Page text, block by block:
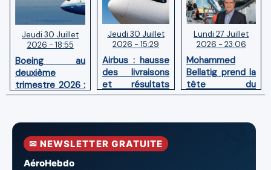
Jeudi 30 Juillet
2026 - 18:55
Boeing au
deuxième
trimestre 2026 :
Chiffre d'affaires
pertes nettes
réduites
Jeudi 30 Juillet
2026 - 15:29
Airbus : hausse
des livraisons
et résultats
financiers
premier
Lundi 27 Juillet
2026 - 23:06
Mohammed
Bellatig prend la
tête du
Groupement
Marocaines
✉ NEWSLETTER GRATUITE
AéroHebdo